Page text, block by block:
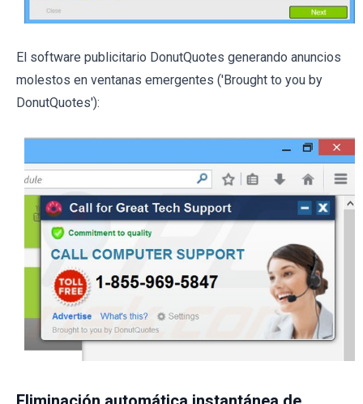
El software publicitario DonutQuotes generando anuncios
molestos en ventanas emergentes ('Brought to you by
DonutQuotes'):